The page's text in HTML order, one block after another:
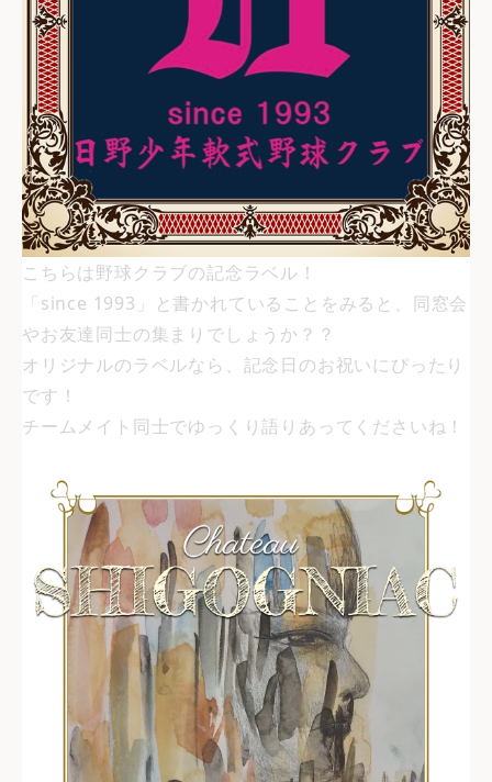
こちらは野球クラブの記念ラベル！
「since 1993」と書かれていることをみると、同窓会
やお友達同士の集まりでしょうか？？
オリジナルのラベルなら、記念日のお祝いにぴったり
です！
チームメイト同士でゆっくり語りあってくださいね！